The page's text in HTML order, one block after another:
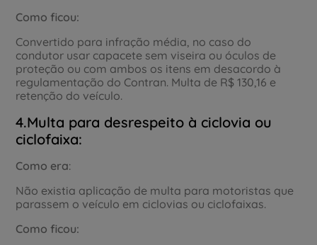
Como ficou:
Convertido para infração média, no caso do
condutor usar capacete sem viseira ou óculos de
proteção ou com ambos os itens em desacordo à
regulamentação do Contran. Multa de R$ 130,16 e
retenção do veículo.
4.Multa para desrespeito à ciclovia ou
ciclofaixa:
Como era:
Não existia aplicação de multa para motoristas que
parassem o veículo em ciclovias ou ciclofaixas.
Como ficou: